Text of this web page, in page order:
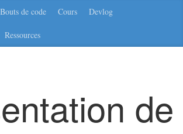
Bouts de code Cours Devlog
Ressources
de